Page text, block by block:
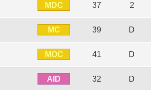
MDC 37 2
MC 39 D
MOC 41 D
AID 32 D